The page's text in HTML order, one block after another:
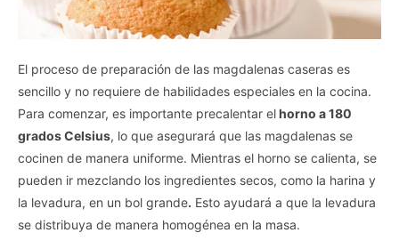
El proceso de preparación de las magdalenas caseras es
sencillo y no requiere de habilidades especiales en la cocina.
Para comenzar, es importante precalentar elhorno a 180
grados Celsius, lo que asegurará que las magdalenas se
cocinen de manera uniforme. Mientras el horno se calienta, se
pueden ir mezclando los ingredientes secos, como la harina y
la levadura, en un bol grande. Esto ayudará a que la levadura
se distribuya de manera homogénea en la masa.